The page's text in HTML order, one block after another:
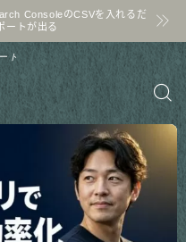
ConsoleのCSVを入れるだ
ートが出る
ト